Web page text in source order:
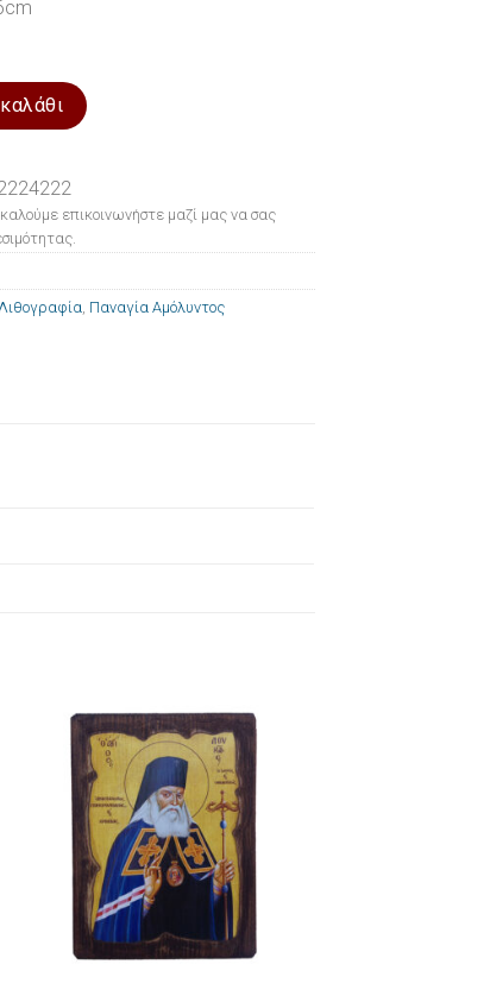
Αμόλυντος 20x26cm ποσότητα
επικοινωνήστε μαζί μας να σας
Λιθογραφία Παναγία Αμόλυντος
Πρόσθήκη
στην λίστα
επιθυμιών